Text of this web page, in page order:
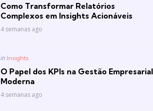
Como Transformar Relatórios
Complexos em Insights Acionáveis
4 semanas ago
Posted
in Insights
O Papel dos KPIs na Gestão Empresarial
Moderna
4 semanas ago